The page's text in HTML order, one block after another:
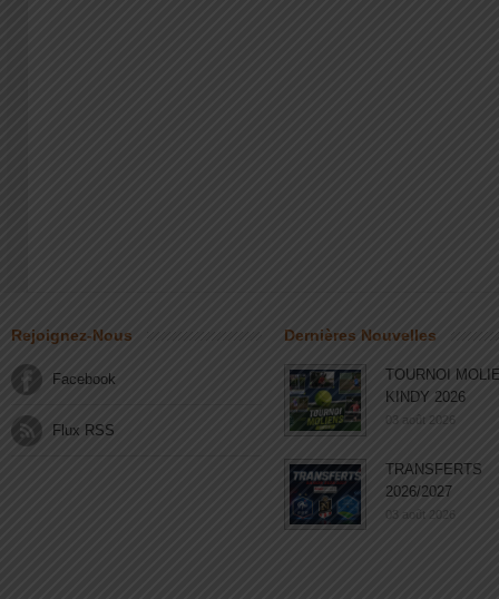
Rejoignez-Nous
Facebook
Flux RSS
Dernières Nouvelles
TOURNOI
KINDY 2026
03 août 2026
TRANSFERTS
2026/2027
03 août 2026